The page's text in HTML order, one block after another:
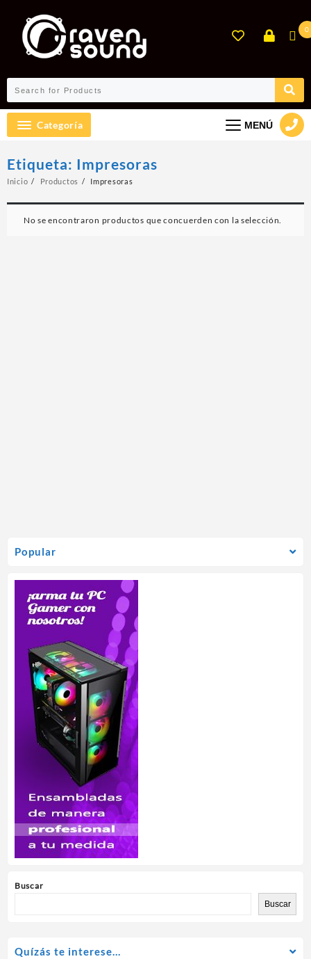
contenido
0
Categoría MENÚ
Popular
Buscar
Buscar
Etiqueta: Impresoras
Inicio Productos Impresoras
No se encontraron productos que concuerden con la selección.
Quízás te interese…